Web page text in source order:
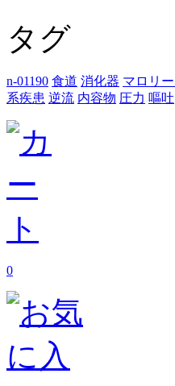
タグ
n-01190 食道 消化器 マロリ
系疾患 逆流 内容物 圧力 嘔吐
0